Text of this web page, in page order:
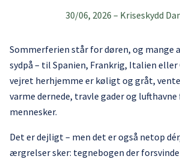
30/06, 2026 – Kriseskydd
Sommerferien står for døren, og mange
sydpå – til Spanien, Frankrig, Italien
vejret herhjemme er køligt og gråt,
varme dernede, travle gader og
mennesker.
Det er dejligt – men det er også netop
ærgrelser sker: tegnebogen der